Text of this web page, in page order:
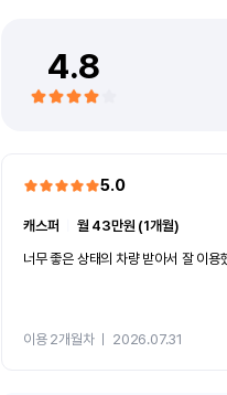
4.8
5.0
캐스퍼
월 43만원 (1개월)
너무 좋은 상태의 차량 받아서 잘 이용
이용 2개월차ㅣ 2026.07.31